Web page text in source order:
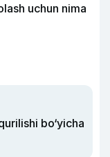
uchun nima
bo‘yicha